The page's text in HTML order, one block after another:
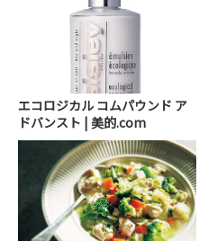
エコロジカル コムパウンド ア
ドバンスト | 美的.com